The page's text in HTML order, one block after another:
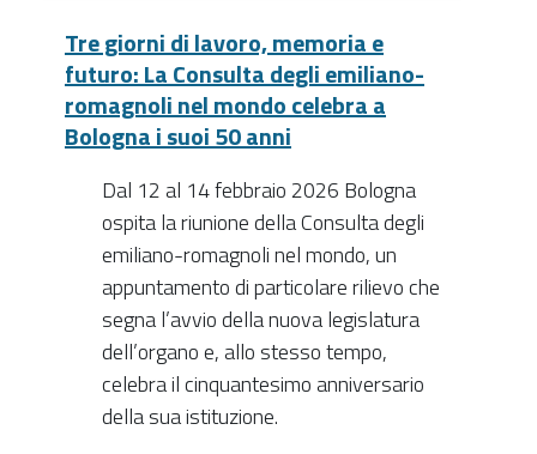
Tre giorni di lavoro, memoria e
futuro: La Consulta degli emiliano-
romagnoli nel mondo celebra a
Bologna i suoi 50 anni
Dal 12 al 14 febbraio 2026 Bologna
ospita la riunione della Consulta degli
emiliano-romagnoli nel mondo, un
appuntamento di particolare rilievo che
segna l’avvio della nuova legislatura
dell’organo e, allo stesso tempo,
celebra il cinquantesimo anniversario
della sua istituzione.